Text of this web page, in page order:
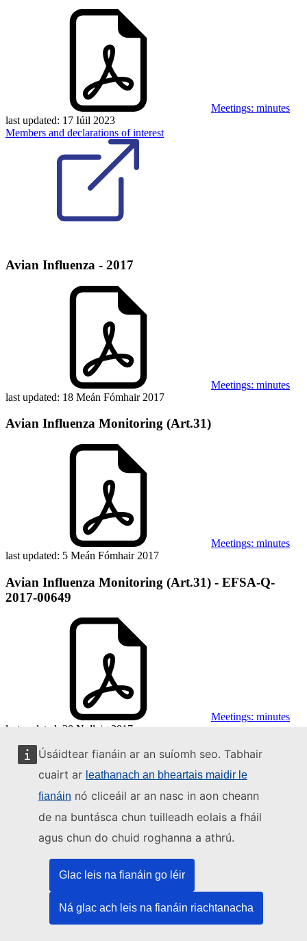
Úsáidtear fianáin ar an suíomh seo. Tabhair
cuairt ar leathanach an bheartais maidir le
fianáin nó cliceáil ar an nasc in aon cheann
de na buntásca chun tuilleadh eolais a fháil
agus chun do chuid roghanna a athrú.
Glac leis na fianáin go léir
Ná glac ach leis na fianáin riachtanacha
Meetings: minutes
last updated: 17 Iúil 2023
Members and declarations of interest
Avian Influenza - 2017
Meetings: minutes
last updated: 18 Meán Fómhair 2017
Avian Influenza Monitoring (Art.31)
Meetings: minutes
last updated: 5 Meán Fómhair 2017
Avian Influenza Monitoring (Art.31) - EFSA-Q-
2017-00649
Meetings: minutes
last updated: 20 Nollaig 2017
Avian Influenza Monitoring (Art.31) - EFSA-Q-
2017-00825
Meetings: minutes
last updated: 19 Márta 2018
Bluetongue